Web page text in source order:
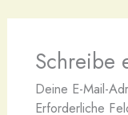
Schreibe
Deine E-Mail-
Erforderliche